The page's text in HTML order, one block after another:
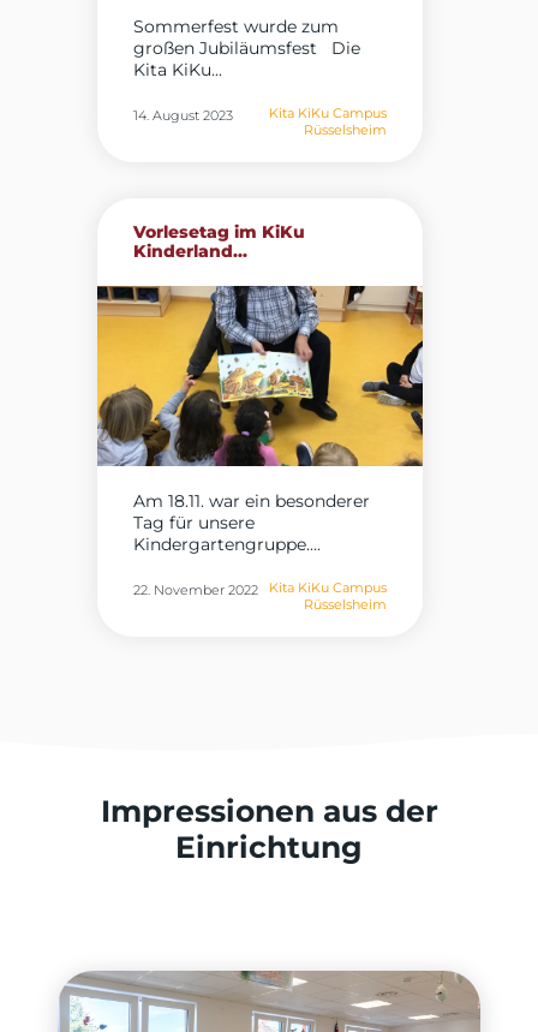
Sommerfest wurde zum
großen Jubiläumsfest Die
Kita KiKu...
14. August 2023
Kita KiKu Campus
Rüsselsheim
Vorlesetag im KiKu
Kinderland...
Am 18.11. war ein besonderer
Tag für unsere
Kindergartengruppe....
22. November 2022
Kita KiKu Campus
Rüsselsheim
Impressionen aus der
Einrichtung